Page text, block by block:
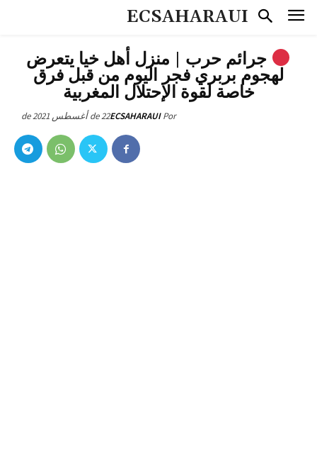
ECSAHARAUI
جرائم حرب | منزل أهل خيا يتعرض
لهجوم بربري فجر اليوم من قبل فرق
خاصة لقوة الإحتلال المغربية
Por
ECSAHARAUI22 de أغسطس de 2021